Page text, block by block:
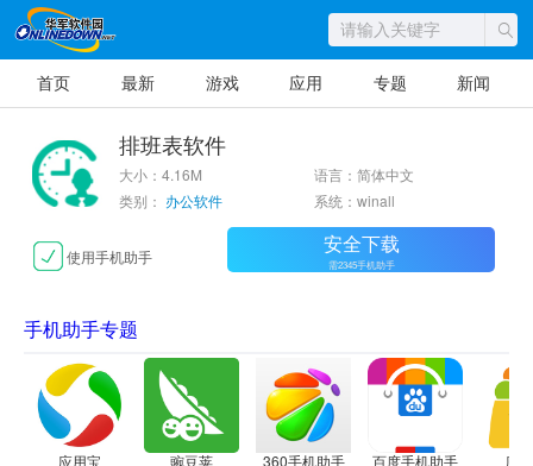
首页 最新 游戏 应用 专题 新闻
排班表软件
大小：4.16M
语言：简体中文
类别： 办公软件 系统：winall
使用手机助手 安全下载
需2345手机助手
手机助手专题
应用宝 豌豆荚 360手机助手 百度手机助手 应